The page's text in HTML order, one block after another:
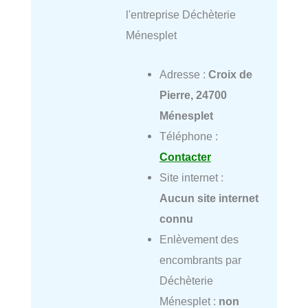
l'entreprise Déchèterie
Ménesplet
Adresse : Croix de
Pierre, 24700
Ménesplet
Téléphone :
Contacter
Site internet :
Aucun site internet
connu
Enlèvement des
encombrants par
Déchèterie
Ménesplet : non